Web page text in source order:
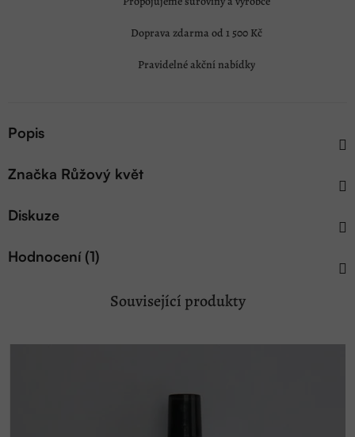
Doprava zdarma od 1 500 Kč
Pravidelné akční nabídky
Popis
Značka Růžový květ
Diskuze
Hodnocení (1)
Související produkty